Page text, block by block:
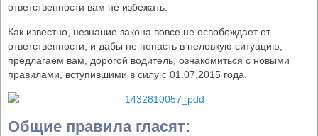
ответственности вам не избежать.
Как известно, незнание закона вовсе не освобождает от
ответственности, и дабы не попасть в неловкую ситуацию,
предлагаем вам, дорогой водитель, ознакомиться с новыми
правилами, вступившими в силу с 01.07.2015 года.
Общие правила гласят: